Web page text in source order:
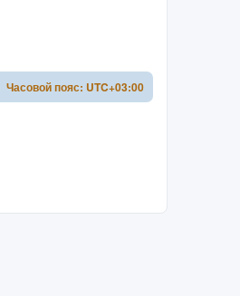
Часовой пояс: UTC+03:00